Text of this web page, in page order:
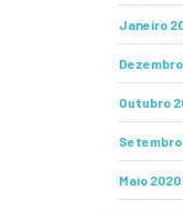
Janeiro
Outubro
Maio 2020